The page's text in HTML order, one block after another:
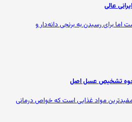
اما برای رسیدن به برنجی دانه‌دار و
تشخیص عسل اصل
مواد غذایی است که خواص درمانی